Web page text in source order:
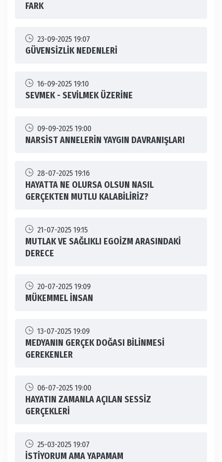
FARK
23-09-2025 19:07
GÜVENSİZLİK NEDENLERİ
16-09-2025 19:10
SEVMEK - SEVİLMEK ÜZERİNE
09-09-2025 19:00
NARSİST ANNELERİN YAYGIN DAVRANIŞLARI
28-07-2025 19:16
HAYATTA NE OLURSA OLSUN NASIL
GERÇEKTEN MUTLU KALABİLİRİZ?
21-07-2025 19:15
MUTLAK VE SAĞLIKLI EGOİZM ARASINDAKİ
DERECE
20-07-2025 19:09
MÜKEMMEL İNSAN
13-07-2025 19:09
MEDYANIN GERÇEK DOĞASI BİLİNMESİ
GEREKENLER
06-07-2025 19:00
HAYATIN ZAMANLA AÇILAN SESSİZ
GERÇEKLERİ
25-03-2025 19:07
İSTİYORUM AMA YAPAMAM